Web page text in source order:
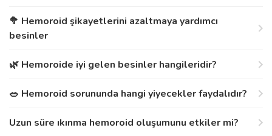
🥦 Hemoroid şikayetlerini azaltmaya yardımcı
besinler
🌿 Hemoroide iyi gelen besinler hangileridir?
🥗 Hemoroid sorununda hangi yiyecekler faydalıdır?
Uzun süre ıkınma hemoroid oluşumunu etkiler mi?